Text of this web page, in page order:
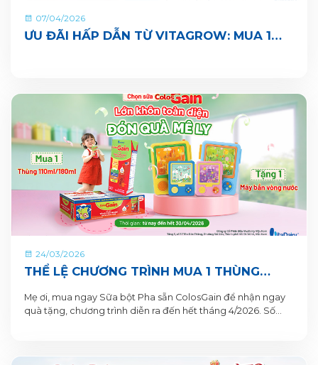
07/04/2026
ƯU ĐÃI HẤP DẪN TỪ VITAGROW: MUA 1
24/03/2026
THỂ LỆ CHƯƠNG TRÌNH MUA 1 THÙNG
TẶNG 1 QUÀ TỪ COLOSGAIN
Mẹ ơi, mua ngay Sữa bột Pha sẵn ColosGain để nhận ngay
quà tặng, chương trình diễn ra đến hết tháng 4/2026. Số